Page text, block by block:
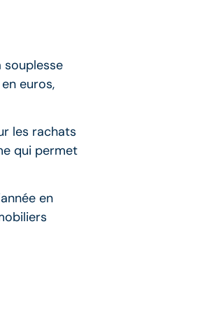
souplesse
euros,
les rachats
qui permet
en